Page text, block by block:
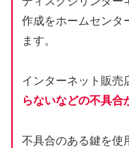
作成をホームセンタ
ます。
インターネット販売
らないなどの不具合
不具合のある鍵を使